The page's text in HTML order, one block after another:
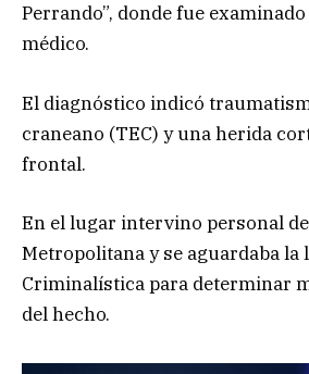
Perrando”, donde fue
médico.
El diagnóstico indicó
craneano (TEC) y una herida
frontal.
En el lugar intervino personal
Metropolitana y se aguardaba la
Criminalística para determinar
del hecho.